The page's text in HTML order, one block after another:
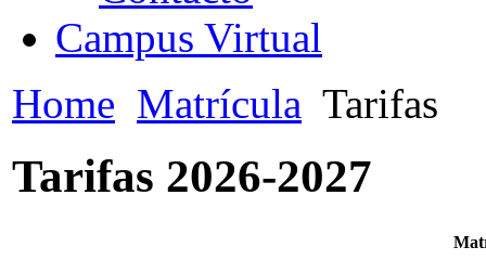
Campus Virtual
Home Matrícula Tarifas
Tarifas 2026-2027